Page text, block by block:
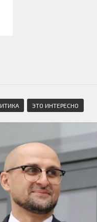
ЭТО ИНТЕРЕСНО